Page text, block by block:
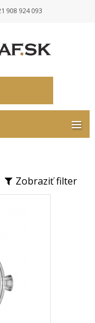
908 924 093
Zobraziť filter